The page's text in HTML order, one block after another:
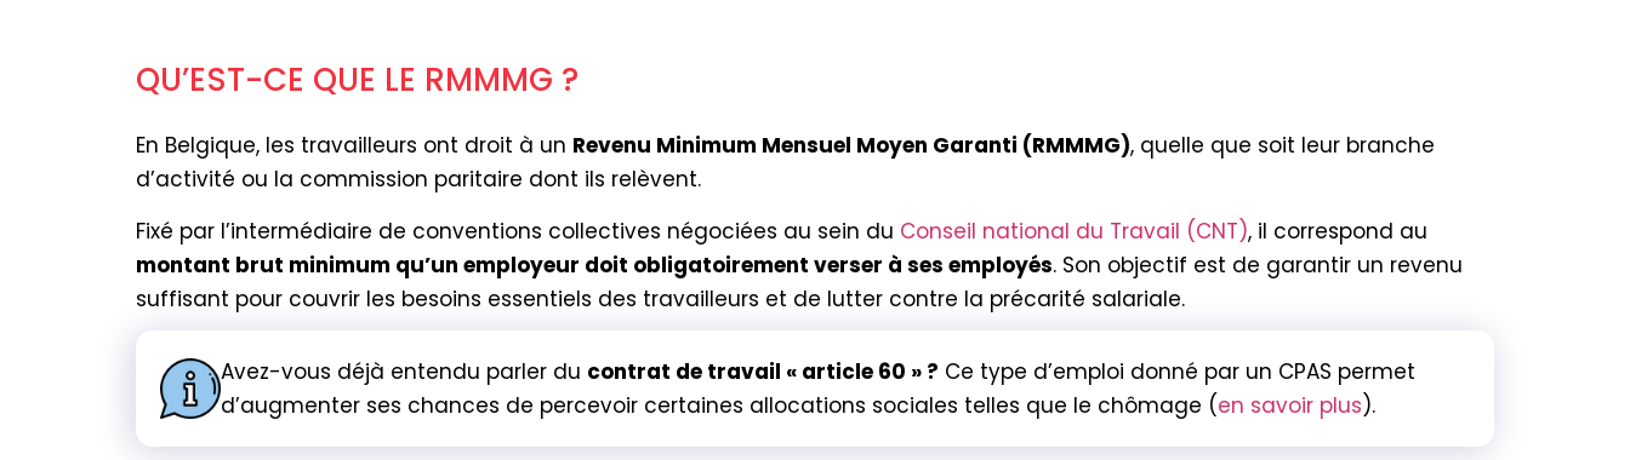
QU’EST-CE QUE LE RMMMG ?
En Belgique, les travailleurs ont droit à un Revenu Minimum Mensuel Moyen Garanti (RMMMG), quelle que soit leur branche
d’activité ou la commission paritaire dont ils relèvent.
Fixé par l’intermédiaire de conventions collectives négociées au sein du Conseil national du Travail (CNT), il correspond au
montant brut minimum qu’un employeur doit obligatoirement verser à ses employés. Son objectif est de garantir un revenu
suffisant pour couvrir les besoins essentiels des travailleurs et de lutter contre la précarité salariale.
Avez-vous déjà entendu parler du contrat de travail « article 60 » ? Ce type d’emploi donné par un CPAS permet
d’augmenter ses chances de percevoir certaines allocations sociales telles que le chômage (en savoir plus).